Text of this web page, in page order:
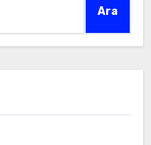
Ara